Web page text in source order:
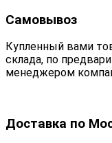
Самовывоз
Купленный вами
склада, по
менеджером
Доставка по